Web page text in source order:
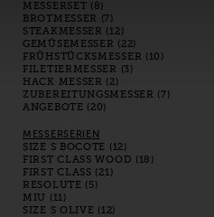
MESSERSET (8)
BROTMESSER (7)
STEAKMESSER (12)
GEMÜSEMESSER (22)
FRÜHSTÜCKSMESSER (10)
FILETIERMESSER (3)
HACK MESSER (2)
ZUBEREITUNGSMESSER (7)
ANGEBOTE (20)
MESSERSERIEN
SIZE S BOCOTE (12)
FIRST CLASS WOOD (18)
FIRST CLASS (21)
RESOLUTE (5)
MIU (11)
SIZE S OLIVE (12)